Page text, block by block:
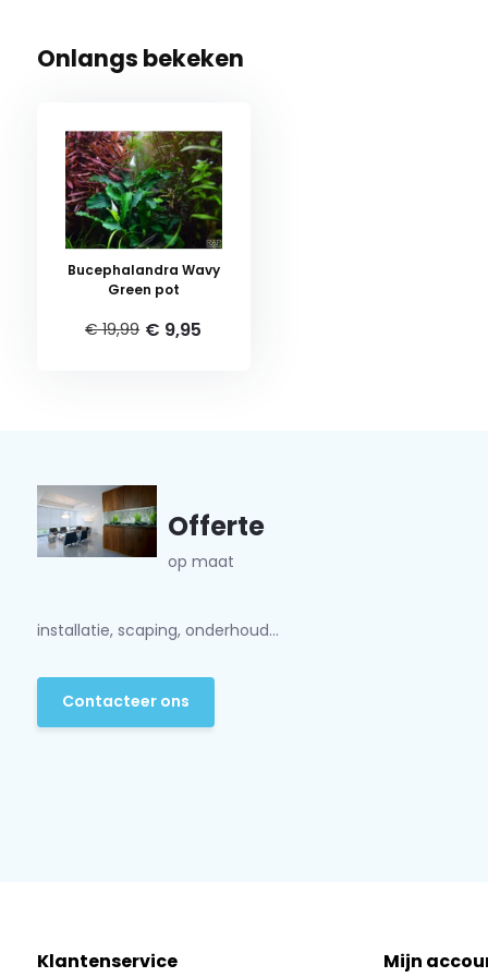
Onlangs bekeken
Bucephalandra Wavy
Green pot
€ 19,99 € 9,95
Offerte
op maat
installatie, scaping, onderhoud...
Contacteer ons
Klantenservice Mijn